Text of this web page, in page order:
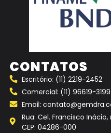
CONTATOS
Escritório: (11) 2219-2452
Comercial: (11) 96619-3199
Email:
Rua: Cel. Francisco Inácio,
CEP: 04286-000